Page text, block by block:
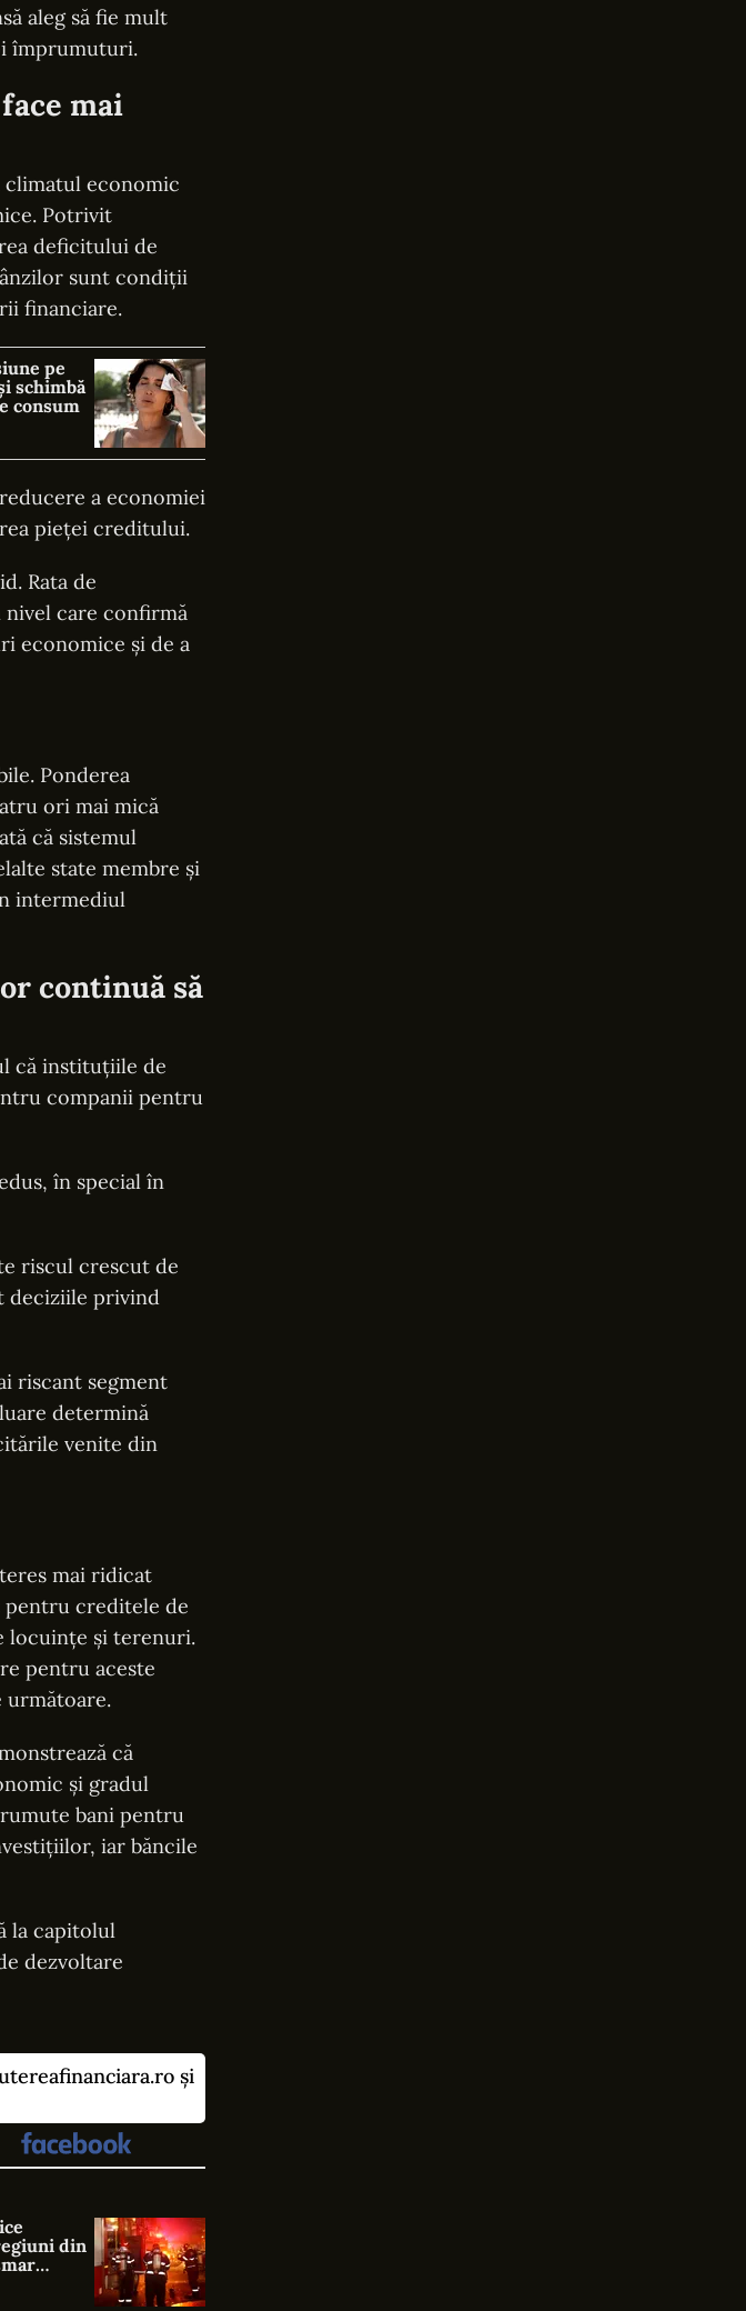
aleg să fie mult
împrumuturi.
mai
climatul economic
Potrivit
deficitului de
sunt condiții
financiare.
pe
schimbă
consum
a economiei
pieței creditului.
Rata de
nivel care confirmă
economice și de a
Ponderea
ori mai mică
că sistemul
state membre și
intermediul
continuă să
că instituțiile de
companii pentru
în special în
riscul crescut de
deciziile privind
riscant segment
determină
venite din
mai ridicat
pentru creditele de
locuințe și terenuri.
pentru aceste
următoare.
că
și gradul
bani pentru
iar băncile
la capitolul
dezvoltare
și
din